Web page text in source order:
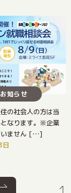
お知らせ
の社会人の方は当
なります。※企業
いません […]
日